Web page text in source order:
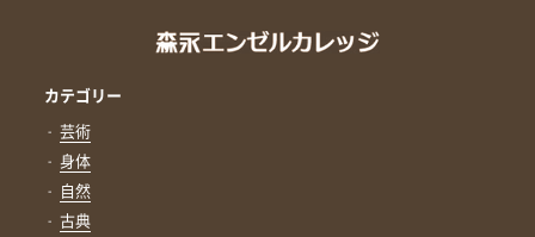
カテゴリー
芸術
身体
自然
古典